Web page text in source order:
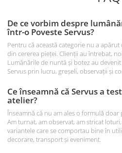
De ce vorbim despre
într-o Poveste Servus?
Pentru că această categorie nu a
din cererea pieței. Clienții au întrebat,
Lumânările de nuntă și botez au
Servus prin lucru, greșeli, observații și
Ce înseamnă că Servus a
atelier?
Înseamnă că nu am ales o formulă
Am turnat, am observat, am stricat
variantele care se comportau bine în
decorare, transport și eveniment.